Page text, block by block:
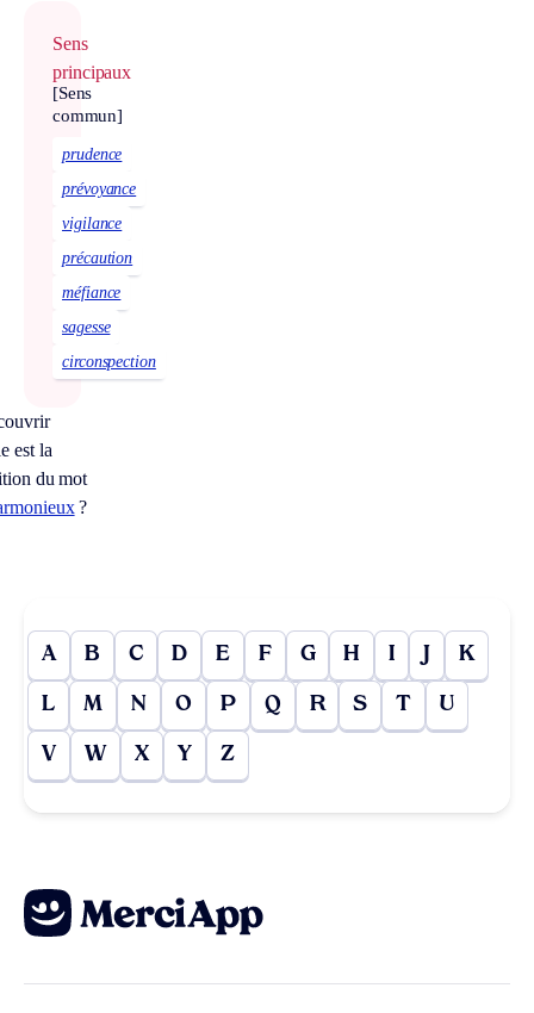
Sens
principaux
[Sens
commun]
prudence
prévoyance
vigilance
précaution
méfiance
sagesse
circonspection
est la
du mot
?
A B C D E F G H I J K
L M N O P Q R S T U
V W X Y Z